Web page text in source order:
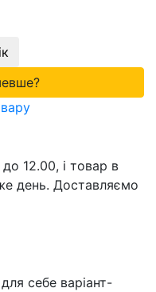
12.00, і товар в
день. Доставляємо
себе варіант-